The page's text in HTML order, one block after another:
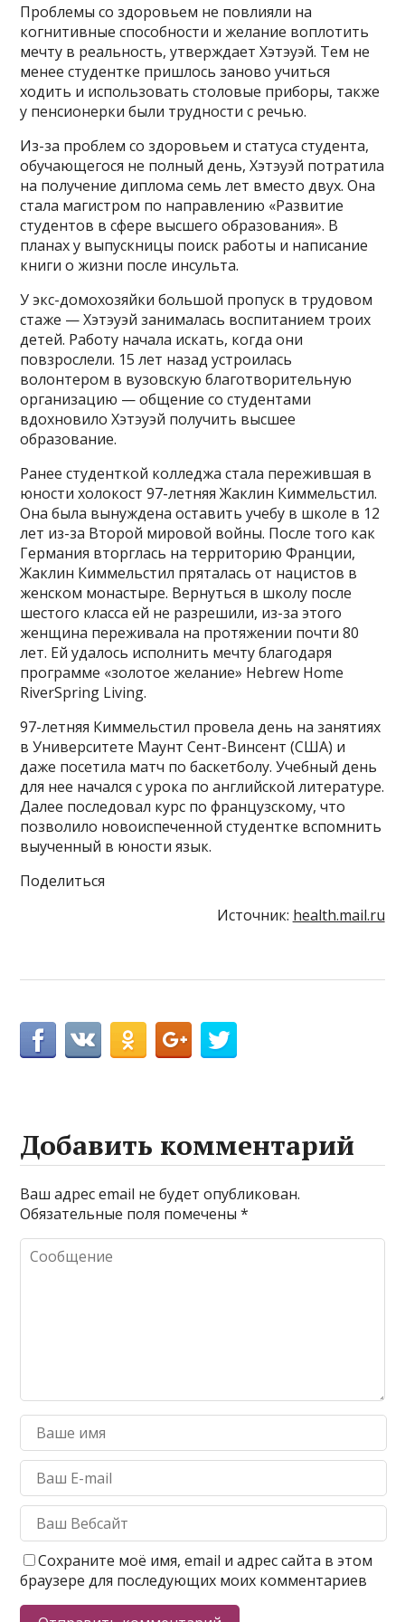
Проблемы со здоровьем не повлияли на
когнитивные способности и желание воплотить
мечту в реальность, утверждает Хэтэуэй. Тем не
менее студентке пришлось заново учиться
ходить и использовать столовые приборы, также
у пенсионерки были трудности с речью.
Из-за проблем со здоровьем и статуса студента,
обучающегося не полный день, Хэтэуэй потратила
на получение диплома семь лет вместо двух. Она
стала магистром по направлению «Развитие
студентов в сфере высшего образования». В
планах у выпускницы поиск работы и написание
книги о жизни после инсульта.
У экс-домохозяйки большой пропуск в трудовом
стаже — Хэтэуэй занималась воспитанием троих
детей. Работу начала искать, когда они
повзрослели. 15 лет назад устроилась
волонтером в вузовскую благотворительную
организацию — общение со студентами
вдохновило Хэтэуэй получить высшее
образование.
Ранее студенткой колледжа стала пережившая в
юности холокост 97-летняя Жаклин Киммельстил.
Она была вынуждена оставить учебу в школе в 12
лет из-за Второй мировой войны. После того как
Германия вторглась на территорию Франции,
Жаклин Киммельстил пряталась от нацистов в
женском монастыре. Вернуться в школу после
шестого класса ей не разрешили, из-за этого
женщина переживала на протяжении почти 80
лет. Ей удалось исполнить мечту благодаря
программе «золотое желание» Hebrew Home
RiverSpring Living.
97-летняя Киммельстил провела день на занятиях
в Университете Маунт Сент-Винсент (США) и
даже посетила матч по баскетболу. Учебный день
для нее начался с урока по английской литературе.
Далее последовал курс по французскому, что
позволило новоиспеченной студентке вспомнить
выученный в юности язык.
Поделиться
Источник: health.mail.ru
Добавить комментарий
Ваш адрес email не будет опубликован.
Обязательные поля помечены*
Сохраните моё имя, email и адрес сайта в этом
браузере для последующих моих комментариев